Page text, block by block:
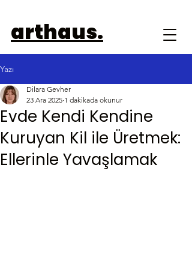
arthaus.
Yazı
Evde Kendi Kendine
Kuruyan Kil ile Üretmek:
Ellerinle Yavaşlamak
Dilara Gevher
23 Ara 2025 1 dakikada okunur